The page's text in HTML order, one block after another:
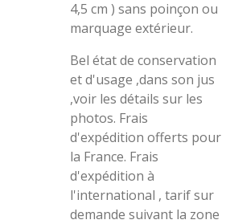
4,5 cm ) sans poinçon ou
marquage extérieur.
Bel état de conservation
et d'usage ,dans son jus
,voir les détails sur les
photos. Frais
d'expédition offerts pour
la France. Frais
d'expédition à
l'international , tarif sur
demande suivant la zone